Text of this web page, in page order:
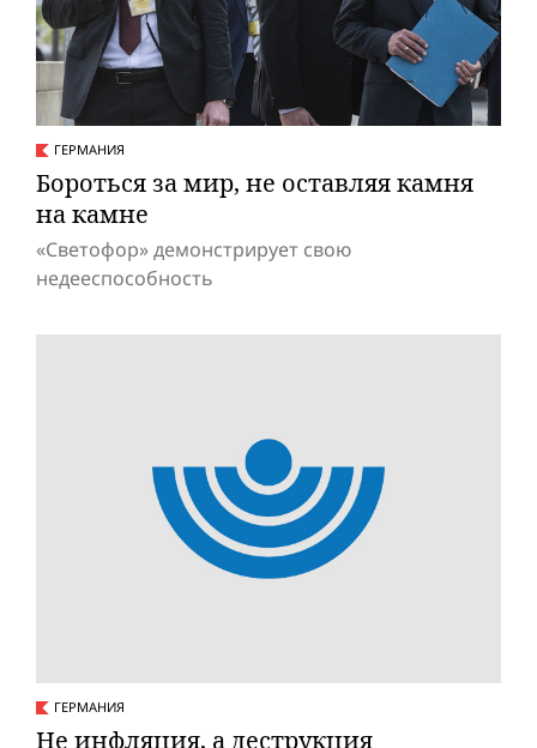
ГЕРМАНИЯ
Бороться за мир, не оставляя камня
на камне
«Светофор» демонстрирует свою
недееспособность
ГЕРМАНИЯ
Не инфляция, а деструкция